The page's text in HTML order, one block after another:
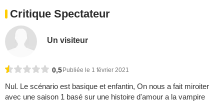
Critique Spectateur
Un visiteur
0,5 Publiée le 1 février 2021
Nul. Le scénario est basique et enfantin, On nous a fait miroiter
avec une saison 1 basé sur une histoire d'amour a la vampire